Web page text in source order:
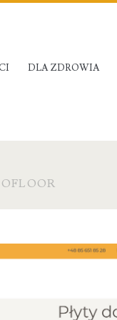
DLA ZDROWIA